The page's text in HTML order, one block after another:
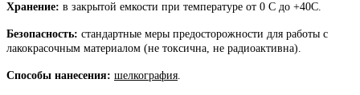
Хранение: в закрытой емкости при температуре от 0 С до +40С.
Безопасность: стандартные меры предосторожности для работы с
лакокрасочным материалом (не токсична, не радиоактивна).
Способы нанесения: шелкография.